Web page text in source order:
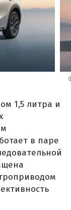
1,5 литра и
в паре